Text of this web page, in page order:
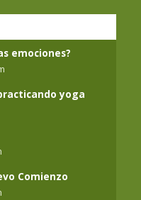
emociones?
yoga
Comienzo